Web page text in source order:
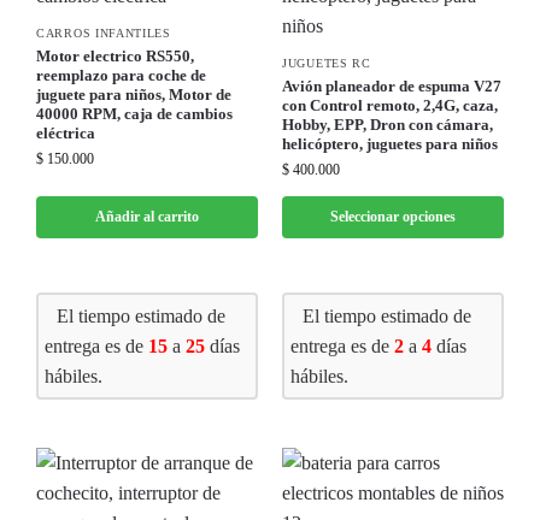
CARROS INFANTILES
Motor electrico RS550,
reemplazo para coche de
juguete para niños, Motor de
40000 RPM, caja de cambios
eléctrica
$ 150.000
Añadir al carrito
El tiempo estimado de
entrega es de 15 a 25 días
hábiles.
JUGUETES RC
Avión planeador de espuma V27
con Control remoto, 2,4G, caza,
Hobby, EPP, Dron con cámara,
helicóptero, juguetes para niños
$ 400.000
Seleccionar opciones
El tiempo estimado de
entrega es de 2 a 4 días
hábiles.